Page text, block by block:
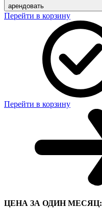
арендовать
Перейти в корзину
Перейти в корзину
ЦЕНА ЗА ОДИН МЕСЯЦ: